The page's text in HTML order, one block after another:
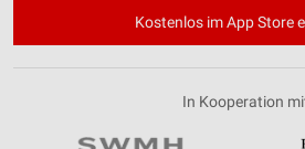
Kostenlos im App Store
In Kooperation